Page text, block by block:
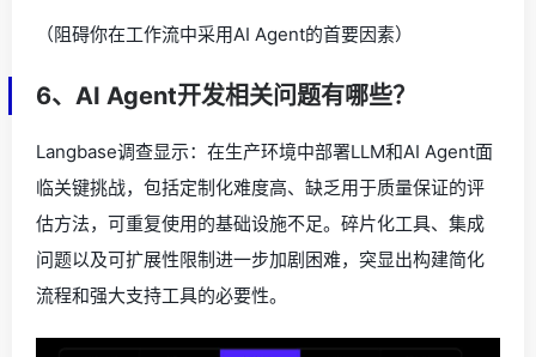
（阻碍你在工作流中采用AI Agent的首要因素）
6、AI Agent开发相关问题有哪些？
Langbase调查显示：在生产环境中部署LLM和AI Agent面
临关键挑战，包括定制化难度高、缺乏用于质量保证的评
估方法，可重复使用的基础设施不足。碎片化工具、集成
问题以及可扩展性限制进一步加剧困难，突显出构建简化
流程和强大支持工具的必要性。